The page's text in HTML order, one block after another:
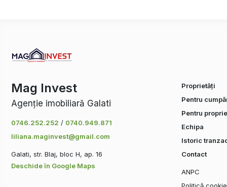
Mag Invest
Agenție imobiliară Galati
0746.252.252 / 0740.949.871
liliana.maginvest@gmail.com
Galati, str. Blaj, bloc H, ap. 16
Deschide în Google Maps
Proprietăți
Pentru
Pentru
Echipa
Istoric
Contact
ANPC